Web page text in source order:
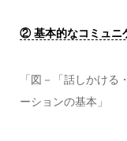
② 基本的なコミュニ
「図－「話しかけ
ーションの基本」